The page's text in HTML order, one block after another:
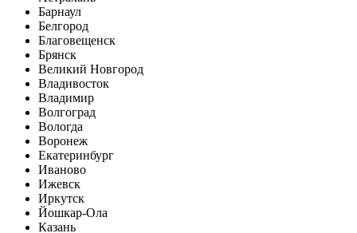
Барнаул
Белгород
Благовещенск
Брянск
Великий Новгород
Владивосток
Владимир
Волгоград
Вологда
Воронеж
Екатеринбург
Иваново
Ижевск
Иркутск
Йошкар-Ола
Казань